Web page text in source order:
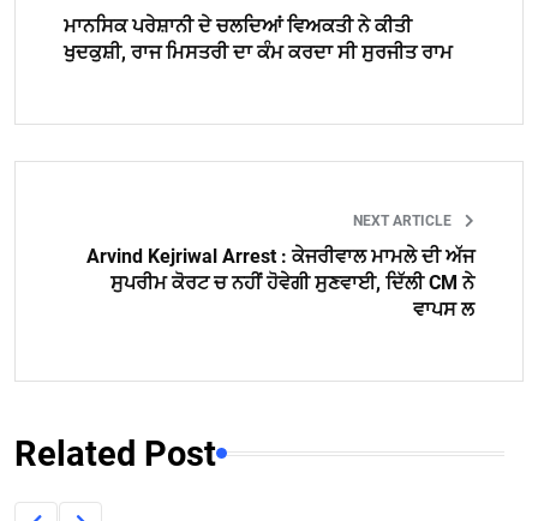
ਮਾਨਸਿਕ ਪਰੇਸ਼ਾਨੀ ਦੇ ਚਲਦਿਆਂ ਵਿਅਕਤੀ ਨੇ ਕੀਤੀ
ਖੁਦਕੁਸ਼ੀ, ਰਾਜ ਮਿਸਤਰੀ ਦਾ ਕੰਮ ਕਰਦਾ ਸੀ ਸੁਰਜੀਤ ਰਾਮ
NEXT ARTICLE
Arvind Kejriwal Arrest : ਕੇਜਰੀਵਾਲ ਮਾਮਲੇ ਦੀ ਅੱਜ
ਸੁਪਰੀਮ ਕੋਰਟ ਚ ਨਹੀਂ ਹੋਵੇਗੀ ਸੁਣਵਾਈ, ਦਿੱਲੀ CM ਨੇ
ਵਾਪਸ ਲ
Related Post